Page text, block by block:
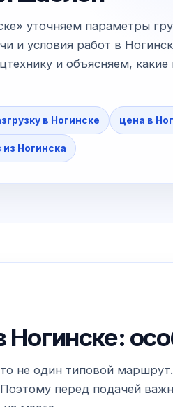
уточняем параметры
и условия работ в
и объясняем, какие
в Ногинске цена в
из Ногинска
Ногинске:
не один типовой
перед подачей